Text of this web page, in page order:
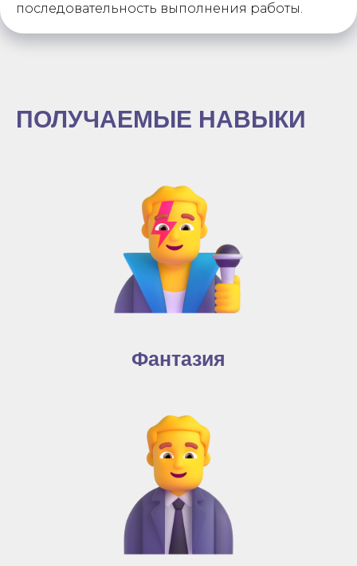
последовательность выполнения работы.
ПОЛУЧАЕМЫЕ НАВЫКИ
Фантазия